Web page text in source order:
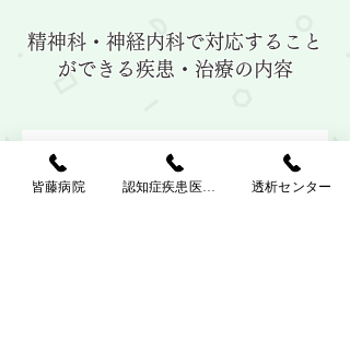
精神科・神経内科で対応すること
ができる疾患・治療の内容
精神科・神経科領域の一次診療
皆藤病院 認知症疾患医療センター 透析センター